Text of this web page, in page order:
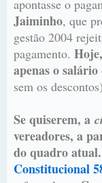
apontasse o
Jaiminho, que
gestão 2004
pagamento.
apenas o
sem os
Se quiserem, a
vereadores, a
do quadro atual.
Constitucional